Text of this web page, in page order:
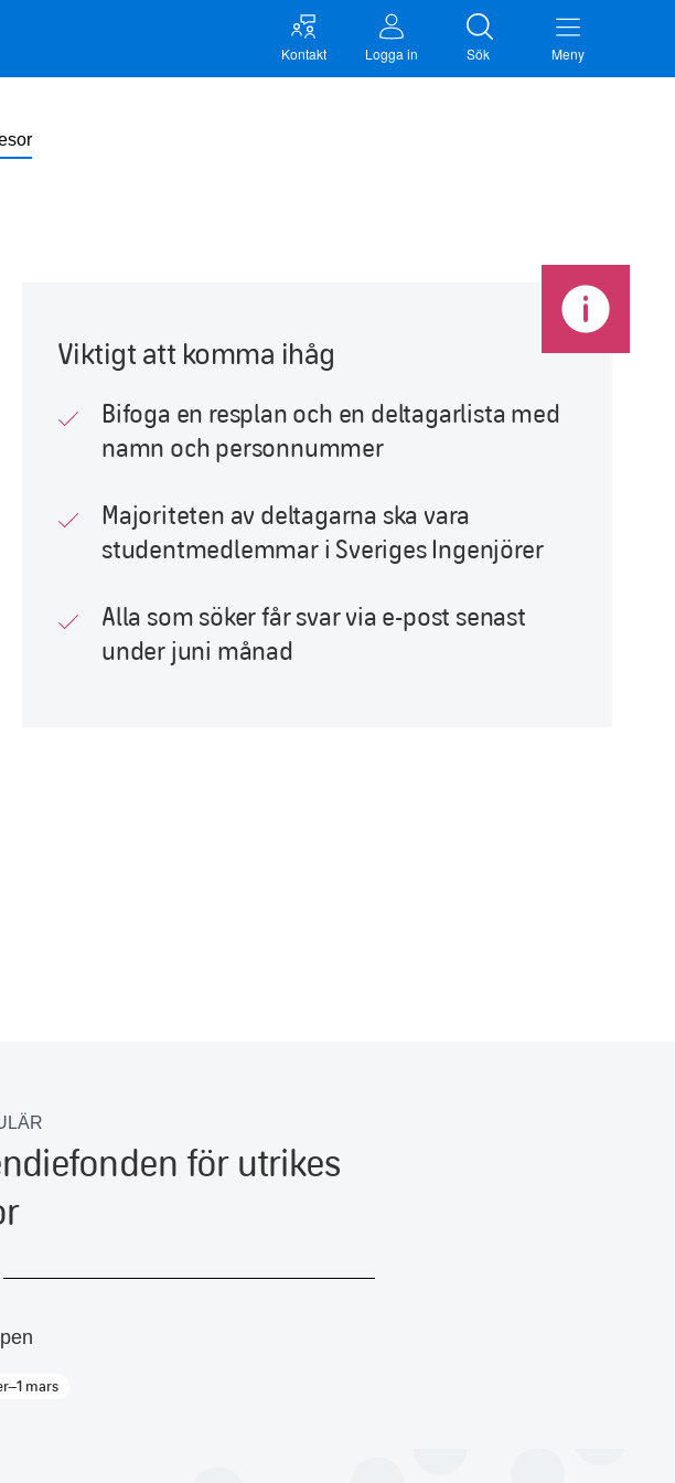
Kontakt Logga in Sök Meny
Viktigt att komma ihåg
Bifoga en resplan och en deltagarlista med
namn och personnummer
Majoriteten av deltagarna ska vara
studentmedlemmar i Sveriges Ingenjörer
Alla som söker får svar via e-post senast
under juni månad
för utrikes
mars